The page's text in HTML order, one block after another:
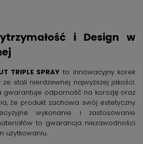
i Design w
TRIPLE SPRAY to innowacyjny korek
stali nierdzewnej najwyższej jakości.
gwarantuje odporność na korozję oraz
że produkt zachowa swój estetyczny
wykonanie i zastosowanie
to gwarancja niezawodności
użytkowaniu.